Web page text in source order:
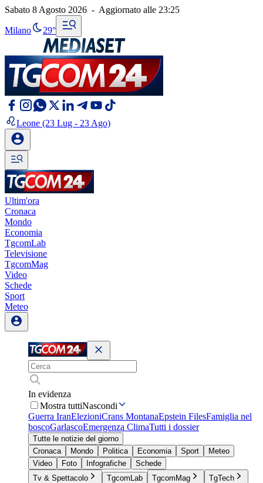
Sabato 8 Agosto 2026 - Aggiornato alle 23:25
Milano 29°
Leone (23 Lug - 23 Ago)
Ultim'ora
Cronaca
Mondo
Economia
TgcomLab
Televisione
TgcomMag
Video
Schede
Sport
Meteo
In evidenza
Mostra tuttiNascondi
Guerra IranElezioniCrans MontanaEpstein FilesFamiglia nel
boscoGarlascoEmergenza ClimaTutti i dossier
Tutte le notizie del giorno
Cronaca
Mondo Politica Economia Sport
Meteo
Video
Foto Infografiche
Schede
Tv & Spettacolo
TgcomLab TgcomMag
TgTech